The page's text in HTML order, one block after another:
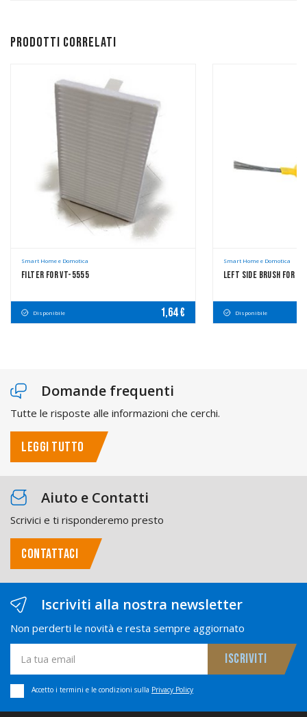
Prodotti correlati
Smart Home e Domotica
Filter For VT-5555
Disponibile 1,64 €
Smart Home e Domotica
Left Side Brush For
Disponibile
Domande frequenti
Tutte le risposte alle informazioni che cerchi.
LEGGI TUTTO
Aiuto e Contatti
Scrivici e ti risponderemo presto
CONTATTACI
Iscriviti alla nostra newsletter
Non perderti le novità e resta sempre aggiornato
Accetto i termini e le condizioni sulla Privacy Policy